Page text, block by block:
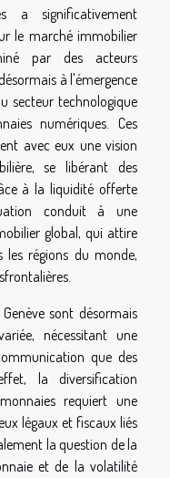
a significativement
le marché immobilier
par des acteurs
à l'émergence
secteur technologique
numériques. Ces
avec eux une vision
se libérant des
à la liquidité offerte
conduit à une
global, qui attire
régions du monde,
sont désormais
nécessitant une
que des
la diversification
requiert une
légaux et fiscaux liés
la question de la
et de la volatilité